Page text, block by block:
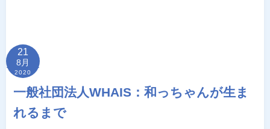
21
8月
2020
一般社団法人WHAIS：和っちゃんが生ま
れるまで